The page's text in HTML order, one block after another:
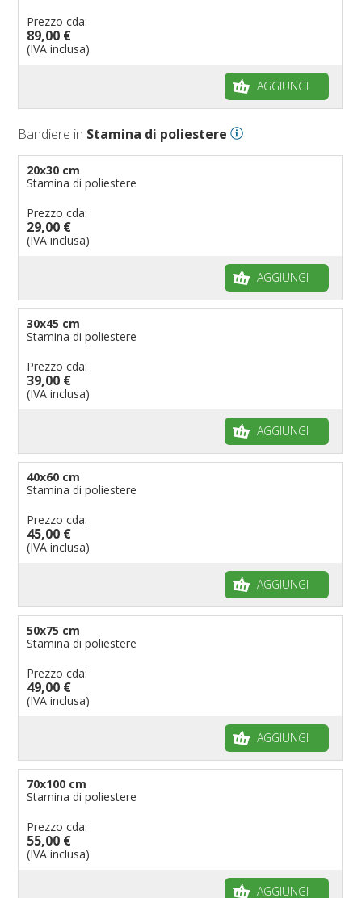
Prezzo cda:
89,00 €
(IVA inclusa)
AGGIUNGI
Bandiere in Stamina di poliestere
20x30 cm
Stamina di poliestere
Prezzo cda:
29,00 €
(IVA inclusa)
AGGIUNGI
30x45 cm
Stamina di poliestere
Prezzo cda:
39,00 €
(IVA inclusa)
AGGIUNGI
40x60 cm
Stamina di poliestere
Prezzo cda:
45,00 €
(IVA inclusa)
AGGIUNGI
50x75 cm
Stamina di poliestere
Prezzo cda:
49,00 €
(IVA inclusa)
AGGIUNGI
70x100 cm
Stamina di poliestere
Prezzo cda:
55,00 €
(IVA inclusa)
AGGIUNGI